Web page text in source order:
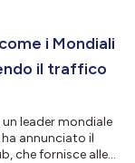
i Mondiali
il traffico
un leader mondiale
annunciato il
che fornisce alle